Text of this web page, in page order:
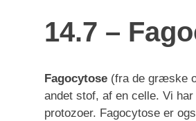
14.7 –
Fagocytose (fra de græske
andet stof, af en celle. Vi
protozoer. Fagocytose er